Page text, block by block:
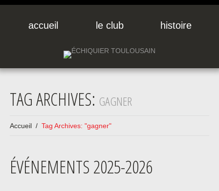
accueil le club histoire
TAG ARCHIVES: GAGNER
Accueil Tag Archives: "gagner"
ÉVÉNEMENTS 2025-2026